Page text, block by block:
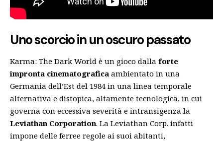
Uno scorcio in un oscuro passato
Karma: The Dark World è un gioco dalla forte
impronta cinematografica ambientato in una
Germania dell’Est del 1984 in una linea temporale
alternativa e distopica, altamente tecnologica, in cui
governa con eccessiva severità e intransigenza la
Leviathan Corporation. La Leviathan Corp. infatti
impone delle ferree regole ai suoi abitanti,